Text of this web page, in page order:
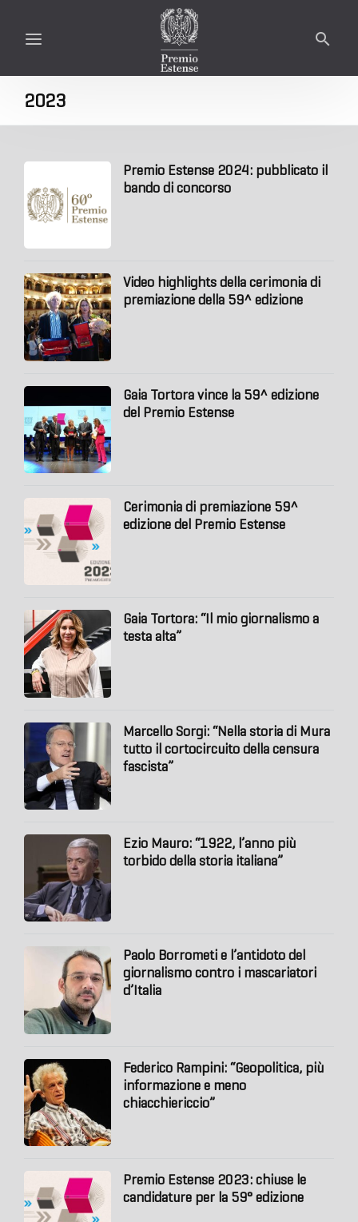
2023
Premio Estense 2024: pubblicato il
bando di concorso
Video highlights della cerimonia di
premiazione della 59^ edizione
Gaia Tortora vince la 59^ edizione
del Premio Estense
Cerimonia di premiazione 59^
edizione del Premio Estense
Gaia Tortora: “Il mio giornalismo a
testa alta”
Marcello Sorgi: “Nella storia di Mura
tutto il cortocircuito della censura
fascista”
Ezio Mauro: “1922, l’anno più
torbido della storia italiana”
Paolo Borrometi e l’antidoto del
giornalismo contro i mascariatori
d’Italia
Federico Rampini: “Geopolitica, più
informazione e meno
chiacchiericcio”
Premio Estense 2023: chiuse le
candidature per la 59° edizione